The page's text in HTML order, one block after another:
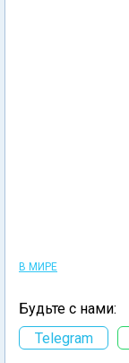
В МИРЕ
Будьте с нами:
Telegram